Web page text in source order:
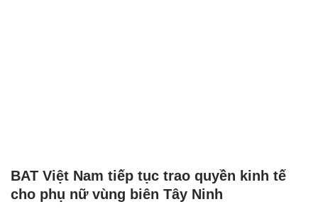
BAT Việt Nam tiếp tục trao quyền kinh tế
cho phụ nữ vùng biên Tây Ninh